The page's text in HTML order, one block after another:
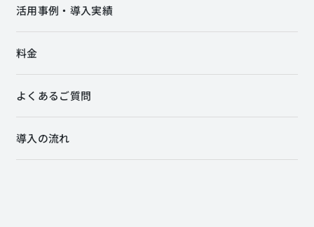
活用事例・導入実績
料金
よくあるご質問
導入の流れ